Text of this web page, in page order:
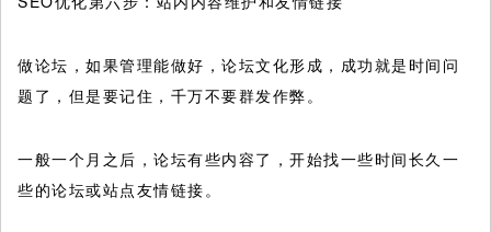
做论坛，如果管理能做好，论坛文化形成，成功就是时间问
题了，但是要记住，千万不要群发作弊。
一般一个月之后，论坛有些内容了，开始找一些时间长久一
些的论坛或站点友情链接。